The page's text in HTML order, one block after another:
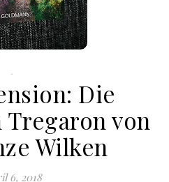
.
Die
von
Wilken
6, 2018